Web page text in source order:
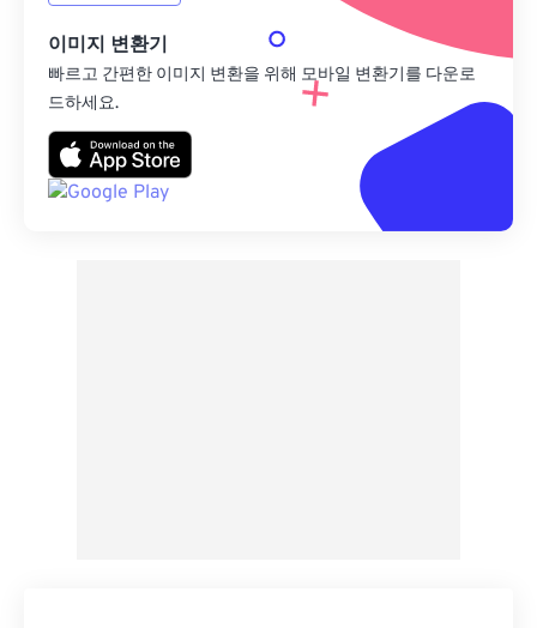
이미지 변환기
빠르고 간편한 이미지 변환을 위해 모바일 변환기를 다운로
드하세요.